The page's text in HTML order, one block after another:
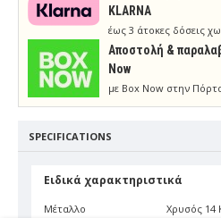
KLARNA
έως 3 άτοκες δόσεις
Aποστολή &
Now
με Box Now στην
SPECIFICATIONS
Ειδικά χαρακτηριστικά
Μέταλλο Χρυσός 14